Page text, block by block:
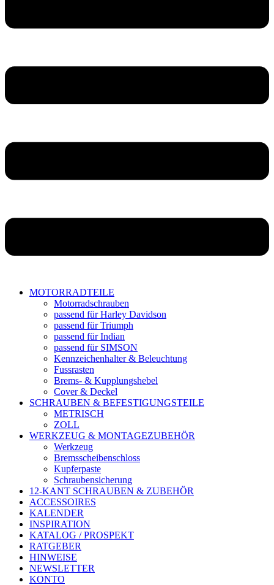
MOTORRADTEILE
Motorradschrauben
passend für Harley Davidson
passend für Triumph
passend für Indian
passend für SIMSON
Kennzeichenhalter & Beleuchtung
Fussrasten
Brems- & Kupplungshebel
Cover & Deckel
SCHRAUBEN & BEFESTIGUNGSTEILE
METRISCH
ZOLL
WERKZEUG & MONTAGEZUBEHÖR
Werkzeug
Bremsscheibenschloss
Kupferpaste
Schraubensicherung
12-KANT SCHRAUBEN & ZUBEHÖR
ACCESSOIRES
KALENDER
INSPIRATION
KATALOG / PROSPEKT
RATGEBER
HINWEISE
NEWSLETTER
KONTO